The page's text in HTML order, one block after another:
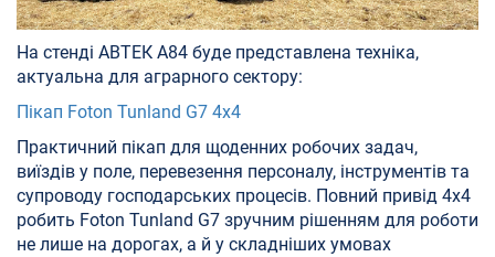
На стенді АВТЕК A84 буде представлена техніка,
актуальна для аграрного сектору:
Пікап Foton Tunland G7 4x4
Практичний пікап для щоденних робочих задач,
виїздів у поле, перевезення персоналу, інструментів та
супроводу господарських процесів. Повний привід 4x4
робить Foton Tunland G7 зручним рішенням для роботи
не лише на дорогах, а й у складніших умовах